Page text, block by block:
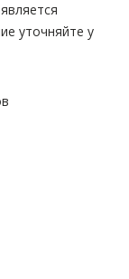
уточняйте у